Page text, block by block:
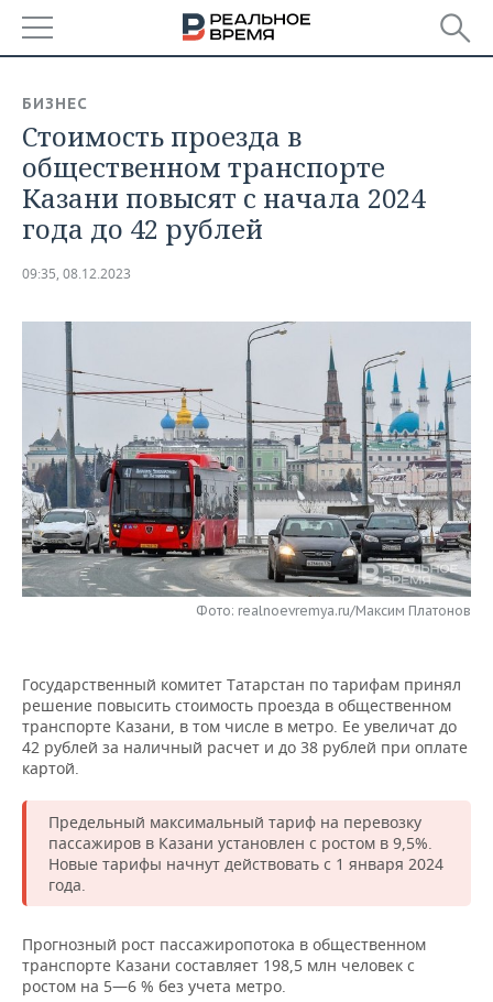
БАШКОРТОСТАН
ТАТАРСТАН
УДМУРТИЯ
НОВОСТИ
АНАЛИТИКА
НОВОСТИ АНАЛИТИКИ
ДЕКЛАРАЦИИ О ДОХОДАХ
КОРОЛИ ГОСЗАКАЗА ПФО
ВУЗЫ ТАТАРСТАНА
КОМУ ПРИНАДЛЕЖАТ
ТОРГОВЫЕ ЦЕНТРЫ
ТАТАРСТАНА
ЭКОНОМИКА
НОВОСТИ ЭКОНОМИКИ
ФИНАНСЫ
БАНКИ
БЮДЖЕТ
ИНВЕСТИЦИИ
ПРОМЫШЛЕННОСТЬ
НОВОСТИ
ПРОМЫШЛЕННОСТИ
АГРОПРОМ
МАШИНОСТРОЕНИЕ
НЕФТЕХИМИЯ
НЕФТЬ
ОПК
НЕДВИЖИМОСТЬ
НОВОСТИ НЕДВИЖИМОСТИ
АВТО
НОВОСТИ АВТО
БИЗНЕС
НОВОСТИ БИЗНЕСА
РОЗНИЧНАЯ ТОРГОВЛЯ
ТРАНСПОРТ
ТЕХНОЛОГИИ
НОВОСТИ ТЕХНОЛОГИЙ
IT
ТЕЛЕКОММУНИКАЦИИ
МЕРОПРИЯТИЯ
НОВОСТИ МЕРОПРИЯТИЙ
БИЗНЕС-БРАНЧИ
ONLINE-КОНФЕРЕНЦИИ
СПОРТ
ФУТБОЛ
ХОККЕЙ
ВОЛЕЙБОЛ
КИБЕРСПОРТ
ФИГУРНОЕ КАТАНИЕ
ВОДНЫЕ ВИДЫ СПОРТА
НОВОСТИ ОБЩЕСТВА
ВЛАСТЬ
ИСТОРИЯ
КУЛЬТУРА
МЕДИЦИНА
ОБРАЗОВАНИЕ
ФОТОГАЛЕРЕЯ
СЮЖЕТЫ
СПИСОК ПЕРСОН
СПИСОК КОМПАНИЙ
ПОЛНАЯ ВЕРСИЯ
БИЗНЕС
Стоимость проезда в
общественном транспорте
Казани повысят с начала 2024
года до 42 рублей
09:35, 08.12.2023
Фото: realnoevremya.ru/Максим Платонов
Государственный комитет Татарстан по тарифам принял
решение повысить стоимость проезда в общественном
транспорте Казани, в том числе в метро. Ее увеличат до
42 рублей за наличный расчет и до 38 рублей при оплате
картой.
Предельный максимальный тариф на перевозку
пассажиров в Казани установлен с ростом в 9,5%.
Новые тарифы начнут действовать с 1 января 2024
года.
Прогнозный рост пассажиропотока в общественном
транспорте Казани составляет 198,5 млн человек с
ростом на 5—6 % без учета метро.